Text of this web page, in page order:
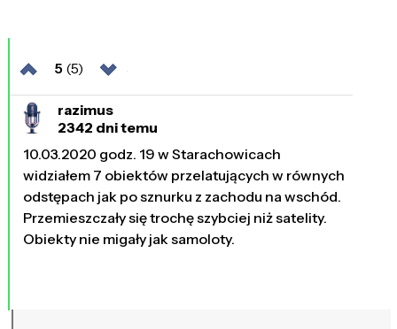
5 (5)
razimus
2342 dni temu
10.03.2020 godz. 19 w Starachowicach
widziałem 7 obiektów przelatujących w równych
odstępach jak po sznurku z zachodu na wschód.
Przemieszczały się trochę szybciej niż satelity.
Obiekty nie migały jak samoloty.